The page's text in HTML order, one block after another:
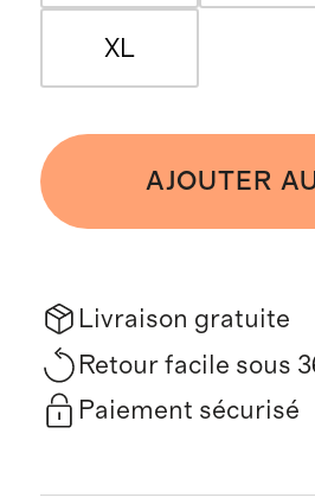
XL
AJOUTER
Livraison gratuite
Retour facile sous
Paiement sécurisé